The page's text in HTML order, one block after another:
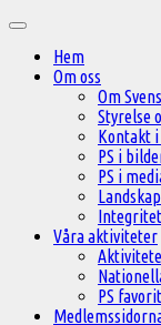
innehåll
Huvudmeny
Hem
Om oss
Om
Styrelse
Kontakt
PS i
PS i
Våra aktiviteter
PS